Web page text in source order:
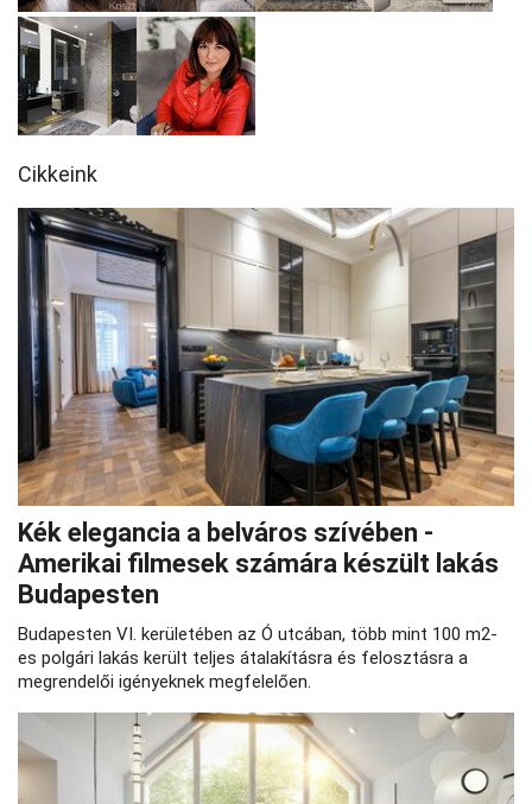
Cikkeink
Kék elegancia a belváros szívében -
Amerikai filmesek számára készült lakás
Budapesten
Budapesten VI. kerületében az Ó utcában, több mint 100 m2-
es polgári lakás került teljes átalakításra és felosztásra a
megrendelői igényeknek megfelelően.